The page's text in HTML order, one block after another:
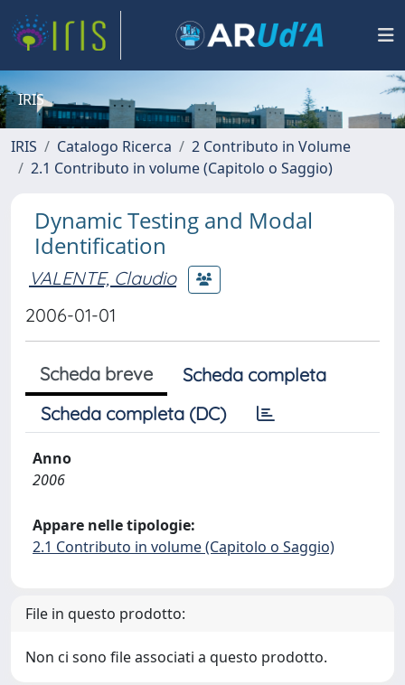
IRIS
IRIS Catalogo Ricerca
2 Contributo in Volume
2.1 Contributo in volume (Capitolo o Saggio)
Dynamic Testing and Modal
Identification
VALENTE, Claudio
2006-01-01
Scheda breve
Scheda completa
Scheda completa (DC)
Anno
2006
Appare nelle tipologie:
2.1 Contributo in volume (Capitolo o Saggio)
File in questo prodotto:
Non ci sono file associati a questo prodotto.